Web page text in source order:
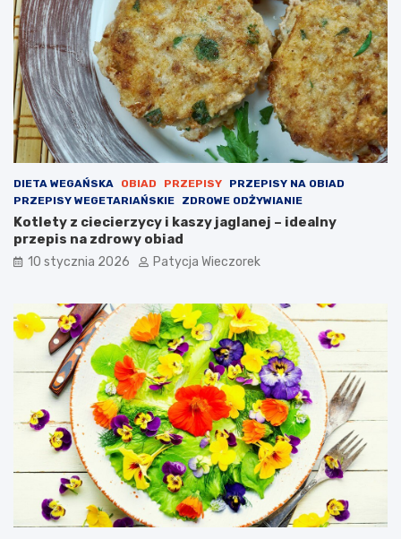
DIETA WEGAŃSKA OBIAD PRZEPISY
PRZEPISY NA OBIAD
PRZEPISY WEGETARIAŃSKIE
ZDROWE ODŻYWIANIE
Kotlety z ciecierzycy i kaszy jaglanej – idealny
przepis na zdrowy obiad
10 stycznia 2026 Patycja Wieczorek